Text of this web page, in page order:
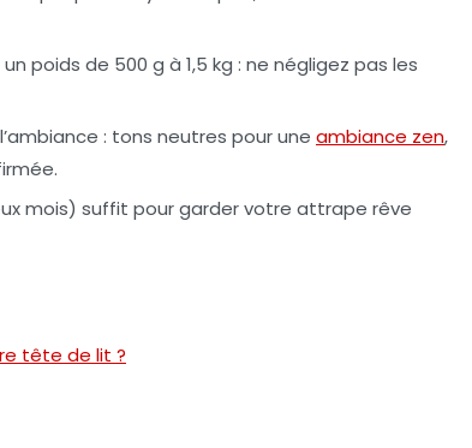
poids de 500 g à 1,5 kg : ne négligez pas les
: tons neutres pour une ambiance zen,
mois) suffit pour garder votre attrape rêve
tête de lit ?